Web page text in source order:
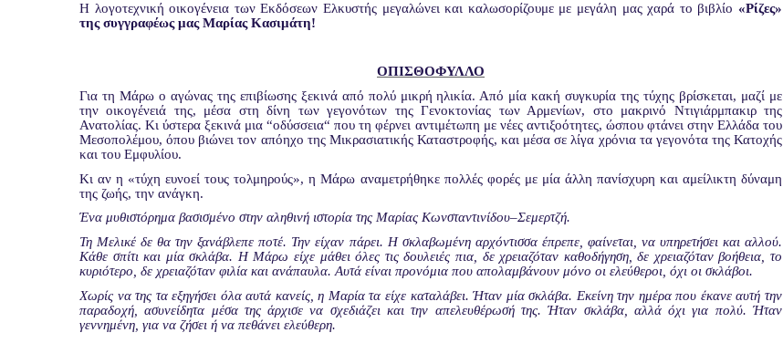
Η λογοτεχνική οικογένεια των Εκδόσεων Ελκυστής μεγαλώνει και καλωσορίζουμε με μεγάλη μας χαρά το βιβλίο «Ρίζες»
της συγγραφέως μας Μαρίας Κασιμάτη!
ΟΠΙΣΘΟΦΥΛΛΟ
Για τη Μάρω ο αγώνας της επιβίωσης ξεκινά από πολύ μικρή ηλικία. Από μία κακή συγκυρία της τύχης βρίσκεται, μαζί με
την οικογένειά της, μέσα στη δίνη των γεγονότων της Γενοκτονίας των Αρμενίων, στο μακρινό Ντιγιάρμπακιρ της
Ανατολίας. Κι ύστερα ξεκινά μια “οδύσσεια“ που τη φέρνει αντιμέτωπη με νέες αντιξοότητες, ώσπου φτάνει στην Ελλάδα του
Μεσοπολέμου, όπου βιώνει τον απόηχο της Μικρασιατικής Καταστροφής, και μέσα σε λίγα χρόνια τα γεγονότα της Κατοχής
και του Εμφυλίου.
Κι αν η «τύχη ευνοεί τους τολμηρούς», η Μάρω αναμετρήθηκε πολλές φορές με μία άλλη πανίσχυρη και αμείλικτη δύναμη
της ζωής, την ανάγκη.
Ένα μυθιστόρημα βασισμένο στην αληθινή ιστορία της Μαρίας Κωνσταντινίδου–Σεμερτζή.
Τη Μελικέ δε θα την ξανάβλεπε ποτέ. Την είχαν πάρει. Η σκλαβωμένη αρχόντισσα έπρεπε, φαίνεται, να υπηρετήσει και αλλού.
Κάθε σπίτι και μία σκλάβα. Η Μάρω είχε μάθει όλες τις δουλειές πια, δε χρειαζόταν καθοδήγηση, δε χρειαζόταν βοήθεια, το
κυριότερο, δε χρειαζόταν φιλία και ανάπαυλα. Αυτά είναι προνόμια που απολαμβάνουν μόνο οι ελεύθεροι, όχι οι σκλάβοι.
Χωρίς να της τα εξηγήσει όλα αυτά κανείς, η Μαρία τα είχε καταλάβει. Ήταν μία σκλάβα. Εκείνη την ημέρα που έκανε αυτή την
παραδοχή, ασυνείδητα μέσα της άρχισε να σχεδιάζει και την απελευθέρωσή της. Ήταν σκλάβα, αλλά όχι για πολύ. Ήταν
γεννημένη, για να ζήσει ή να πεθάνει ελεύθερη.